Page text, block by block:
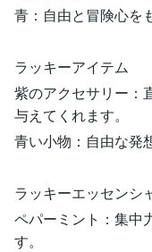
青：自由と冒険心を
ラッキーアイテム
紫のアクセサリー：
与えてくれます。
青い小物：自由な発
ラッキーエッセンシ
ペパーミント：集中
す。